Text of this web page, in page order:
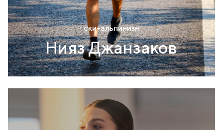
ски-альпинизм
Нияз Джанзаков